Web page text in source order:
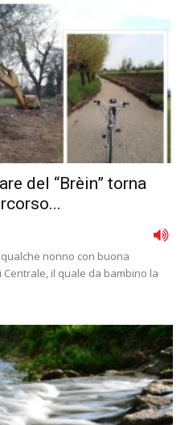
del “Brèin” torna
nonno con buona
il quale da bambino la